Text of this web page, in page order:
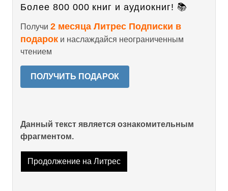
Более 800 000 книг и аудиокниг! 📚
Получи 2 месяца Литрес Подписки в
подарок и наслаждайся неограниченным
чтением
ПОЛУЧИТЬ ПОДАРОК
Данный текст является ознакомительным
фрагментом.
Продолжение на Литрес